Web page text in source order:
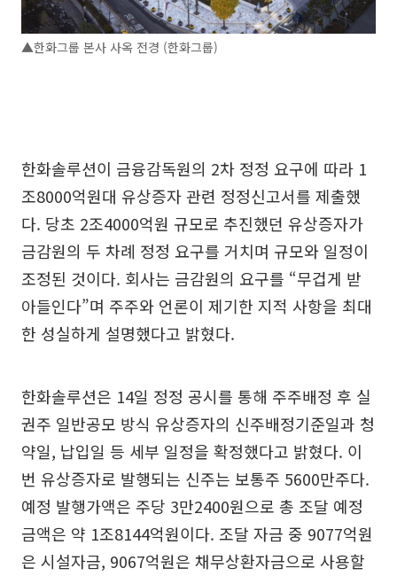
▲한화그룹 본사 사옥 전경 (한화그룹)
한화솔루션이 금융감독원의 2차 정정 요구에 따라 1
조8000억원대 유상증자 관련 정정신고서를 제출했
다. 당초 2조4000억원 규모로 추진했던 유상증자가
금감원의 두 차례 정정 요구를 거치며 규모와 일정이
조정된 것이다. 회사는 금감원의 요구를 “무겁게 받
아들인다”며 주주와 언론이 제기한 지적 사항을 최대
한 성실하게 설명했다고 밝혔다.
한화솔루션은 14일 정정 공시를 통해 주주배정 후 실
권주 일반공모 방식 유상증자의 신주배정기준일과 청
약일, 납입일 등 세부 일정을 확정했다고 밝혔다. 이
번 유상증자로 발행되는 신주는 보통주 5600만주다.
예정 발행가액은 주당 3만2400원으로 총 조달 예정
금액은 약 1조8144억원이다. 조달 자금 중 9077억원
은 시설자금, 9067억원은 채무상환자금으로 사용할